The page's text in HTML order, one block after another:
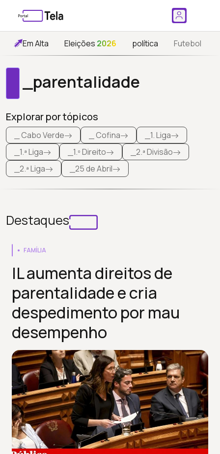
Em Alta Eleições 2026 política Futebol
_parentalidade
Explorar por tópicos
_ Cabo Verde _ Cofina
_1. Liga
_1.ª Liga
_1.º Direito
_2.ª Divisão
_2.ª Liga
_25 de Abril
Destaques
FAMÍLIA
IL aumenta direitos de
parentalidade e cria
despedimento por mau
desempenho